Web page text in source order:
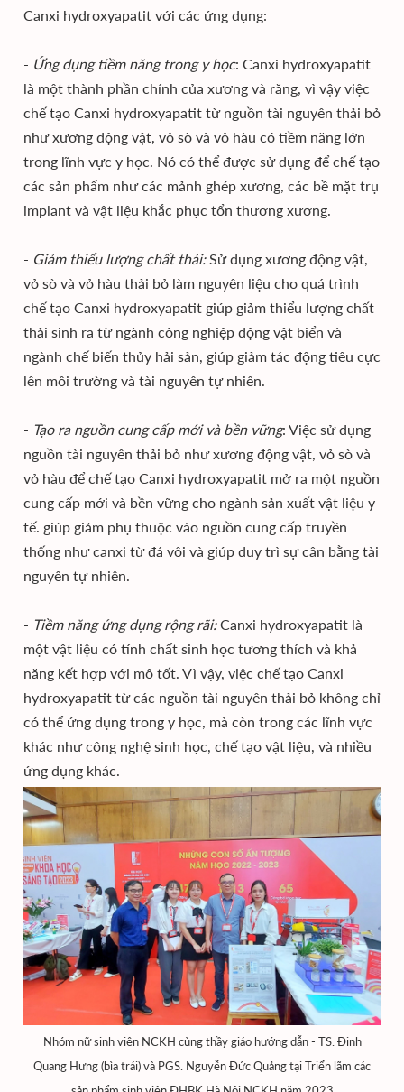
Canxi hydroxyapatit với các ứng dụng:
- Ứng dụng tiềm năng trong y học: Canxi hydroxyapatit
là một thành phần chính của xương và răng, vì vậy việc
chế tạo Canxi hydroxyapatit từ nguồn tài nguyên thải bỏ
như xương động vật, vỏ sò và vỏ hàu có tiềm năng lớn
trong lĩnh vực y học. Nó có thể được sử dụng để chế tạo
các sản phẩm như các mảnh ghép xương, các bề mặt trụ
implant và vật liệu khắc phục tổn thương xương.
- Giảm thiểu lượng chất thải:Sử dụng xương động vật,
vỏ sò và vỏ hàu thải bỏ làm nguyên liệu cho quá trình
chế tạo Canxi hydroxyapatit giúp giảm thiểu lượng chất
thải sinh ra từ ngành công nghiệp động vật biển và
ngành chế biến thủy hải sản, giúp giảm tác động tiêu cực
lên môi trường và tài nguyên tự nhiên.
- Tạo ra nguồn cung cấp mới và bền vững: Việc sử dụng
nguồn tài nguyên thải bỏ như xương động vật, vỏ sò và
vỏ hàu để chế tạo Canxi hydroxyapatit mở ra một nguồn
cung cấp mới và bền vững cho ngành sản xuất vật liệu y
tế. giúp giảm phụ thuộc vào nguồn cung cấp truyền
thống như canxi từ đá vôi và giúp duy trì sự cân bằng tài
nguyên tự nhiên.
- Tiềm năng ứng dụng rộng rãi:Canxi hydroxyapatit là
một vật liệu có tính chất sinh học tương thích và khả
năng kết hợp với mô tốt. Vì vậy, việc chế tạo Canxi
hydroxyapatit từ các nguồn tài nguyên thải bỏ không chỉ
có thể ứng dụng trong y học, mà còn trong các lĩnh vực
khác như công nghệ sinh học, chế tạo vật liệu, và nhiều
ứng dụng khác.
Nhóm nữ sinh viên NCKH cùng thầy giáo hướng dẫn - TS. Đinh
Quang Hưng (bìa trái) và PGS. Nguyễn Đức Quảng tại Triển lãm các